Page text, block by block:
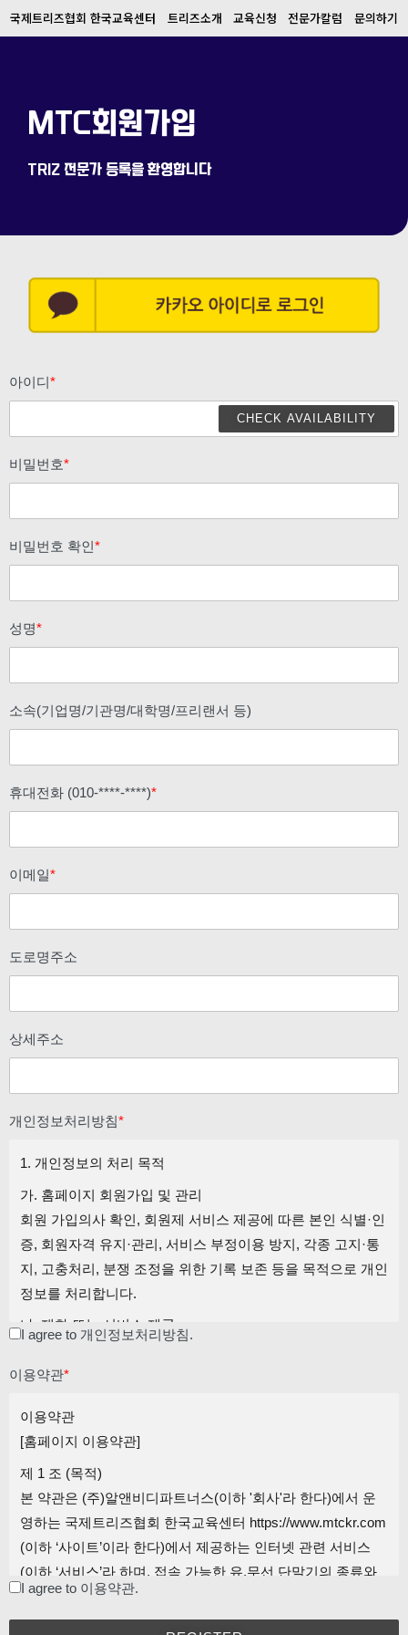
국제트리즈협회 한국교육센터 트리즈소개 교육신청 전문가칼럼 문의하기
MTC회원가입
TRIZ 전문가 등록을 환영합니다
아이디*
CHECK AVAILABILITY
비밀번호*
비밀번호 확인*
성명*
소속(기업명/기관명/대학명/프리랜서 등)
휴대전화 (010-****-****)*
이메일*
도로명주소
상세주소
개인정보처리방침*
1. 개인정보의 처리 목적
가. 홈페이지 회원가입 및 관리
회원 가입의사 확인, 회원제 서비스 제공에 따른 본인 식별·인
증, 회원자격 유지·관리, 서비스 부정이용 방지, 각종 고지·통
지, 고충처리, 분쟁 조정을 위한 기록 보존 등을 목적으로 개인
정보를 처리합니다.
나. 재화 또는 서비스 제공
스 제공, 요금결제·정산 등을 목적으로 개인정보를 처리합니
성 정보 제공 및 참여기회 제공 , 인구통계학적 특성에 따른 서
비스 제공 및 광고 게재 , 서비스의 유효성 확인, 접속빈도 파
악 또는 회원의 서비스 이용에 대한 통계 등을 목적으로 개인
정보를 처리합니다.
2. 개인정보 파일 현황
I agree to 개인정보처리방침.
이용약관*
이용약관
[홈페이지 이용약관]
제 1 조 (목적)
본 약관은 (주)알앤비디파트너스(이하 '회사'라 한다)에서 운
영하는 국제트리즈협회 한국교육센터 https://www.mtckr.com
(이하 ‘사이트’이라 한다)에서 제공하는 인터넷 관련 서비스
(이하 ‘서비스’라 하며, 접속 가능한 유,무선 단말기의 종류와
상관없이 이용 가능한 사이트가 제공하는 모든 서비스를 의미
합니다.)를 이용함에 있어 회원의 권리•의무 및 책임사항을 규
I agree to 이용약관.